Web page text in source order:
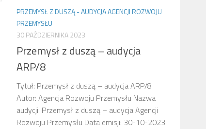
PRZEMYSŁ Z DUSZĄ - AUDYCJA AGENCJI ROZWOJU
PRZEMYSŁU
30 PAŹDZIERNIKA 2023
Przemysł z duszą – audycja
ARP/8
Tytuł: Przemysł z duszą – audycja ARP/8
Autor: Agencja Rozwoju Przemysłu Nazwa
audycji: Przemysł z duszą – audycja Agencji
Rozwoju Przemysłu Data emisji: 30-10-2023